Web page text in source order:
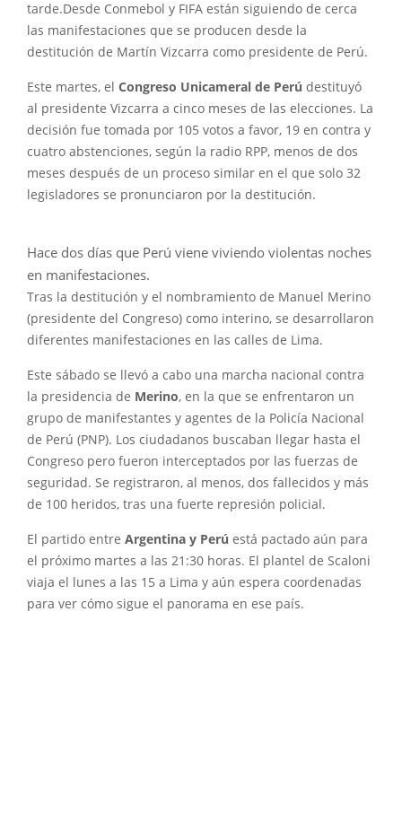
tarde.Desde Conmebol y FIFA están siguiendo de cerca
las manifestaciones que se producen desde la
destitución de Martín Vizcarra como presidente de Perú.
Este martes, el Congreso Unicameral de Perú destituyó
al presidente Vizcarra a cinco meses de las elecciones. La
decisión fue tomada por 105 votos a favor, 19 en contra y
cuatro abstenciones, según la radio RPP, menos de dos
meses después de un proceso similar en el que solo 32
legisladores se pronunciaron por la destitución.
Hace dos días que Perú viene viviendo violentas noches
en manifestaciones.
Tras la destitución y el nombramiento de Manuel Merino
(presidente del Congreso) como interino, se desarrollaron
diferentes manifestaciones en las calles de Lima.
Este sábado se llevó a cabo una marcha nacional contra
la presidencia de Merino, en la que se enfrentaron un
grupo de manifestantes y agentes de la Policía Nacional
de Perú (PNP). Los ciudadanos buscaban llegar hasta el
Congreso pero fueron interceptados por las fuerzas de
seguridad. Se registraron, al menos, dos fallecidos y más
de 100 heridos, tras una fuerte represión policial.
El partido entre Argentina y Perú está pactado aún para
el próximo martes a las 21:30 horas. El plantel de Scaloni
viaja el lunes a las 15 a Lima y aún espera coordenadas
para ver cómo sigue el panorama en ese país.